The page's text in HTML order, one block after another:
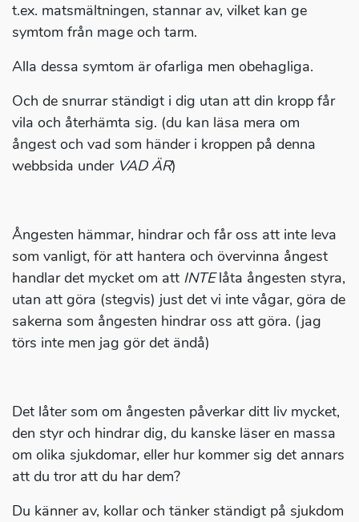
t.ex. matsmältningen, stannar av, vilket kan ge
symtom från mage och tarm.
Alla dessa symtom är ofarliga men obehagliga.
Och de snurrar ständigt i dig utan att din kropp får
vila och återhämta sig. (du kan läsa mera om
ångest och vad som händer i kroppen på denna
webbsida underVAD ÄR)
Ångesten hämmar, hindrar och får oss att inte leva
som vanligt, för att hantera och övervinna ångest
handlar det mycket om att INTElåta ångesten styra,
utan att göra (stegvis) just det vi inte vågar, göra de
sakerna som ångesten hindrar oss att göra. (jag
törs inte men jag gör det ändå)
Det låter som om ångesten påverkar ditt liv mycket,
den styr och hindrar dig, du kanske läser en massa
om olika sjukdomar, eller hur kommer sig det annars
att du tror att du har dem?
Du känner av, kollar och tänker ständigt på sjukdom